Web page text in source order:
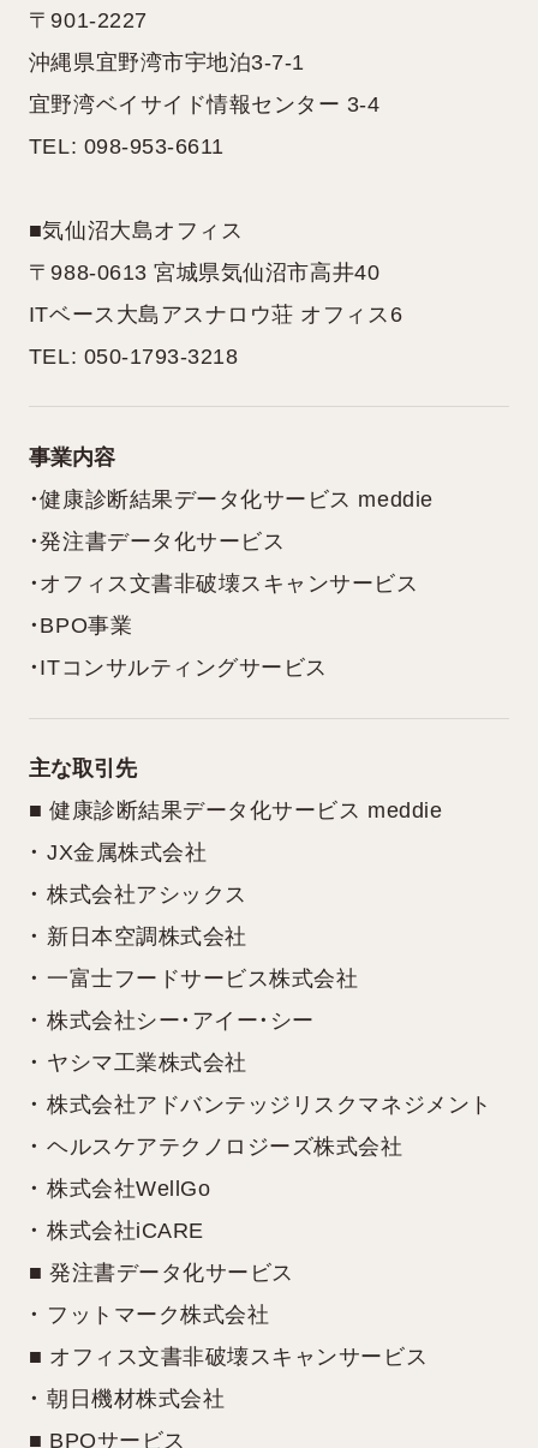
〒901-2227
沖縄県宜野湾市宇地泊3-7-1
宜野湾ベイサイド情報センター 3-4
TEL: 098-953-6611
■気仙沼大島オフィス
〒988-0613 宮城県気仙沼市高井40
ITベース大島アスナロウ荘 オフィス6
TEL: 050-1793-3218
事業内容
・健康診断結果データ化サービス meddie
・発注書データ化サービス
・オフィス文書非破壊スキャンサービス
・BPO事業
・ITコンサルティングサービス
主な取引先
■ 健康診断結果データ化サービス meddie
・ JX金属株式会社
・ 株式会社アシックス
・ 新日本空調株式会社
・ 一富士フードサービス株式会社
・ 株式会社シー・アイー・シー
・ ヤシマ工業株式会社
・ 株式会社アドバンテッジリスクマネジメント
・ ヘルスケアテクノロジーズ株式会社
・ 株式会社WellGo
・ 株式会社iCARE
■ 発注書データ化サービス
・ フットマーク株式会社
■ オフィス文書非破壊スキャンサービス
・ 朝日機材株式会社
■ BPOサービス